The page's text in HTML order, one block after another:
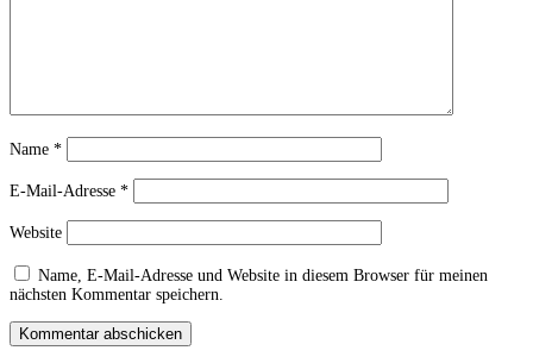
Name *
E-Mail-Adresse *
Website
Name, E-Mail-Adresse und Website in diesem Browser für meinen
nächsten Kommentar speichern.
Kommentar abschicken